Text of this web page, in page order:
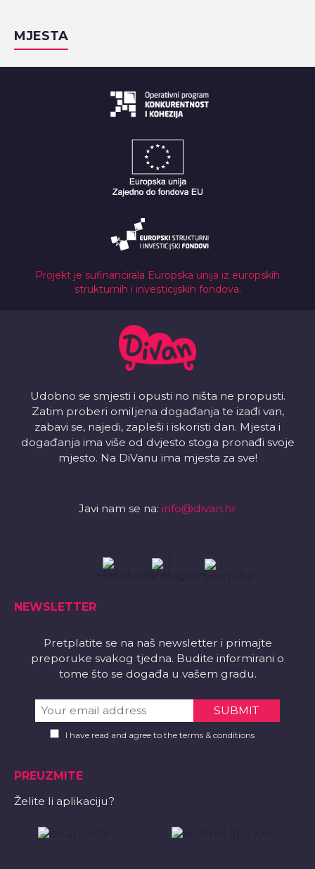
MJESTA
Projekt je sufinancirala Europska unija iz europskih
strukturnih i investicijskih fondova.
Udobno se smjesti i opusti no ništa ne propusti.
Zatim proberi omiljena događanja te izađi van,
zabavi se, najedi, zapleši i iskoristi dan. Mjesta i
događanja ima više od dvjesto stoga pronađi svoje
mjesto. Na DiVanu ima mjesta za sve!
Javi nam se na: info@divan.hr
NEWSLETTER
Pretplatite se na naš newsletter i primajte
preporuke svakog tjedna. Budite informirani o
tome što se događa u vašem gradu.
I have read and agree to the terms & conditions
PREUZMITE
Želite li aplikaciju?